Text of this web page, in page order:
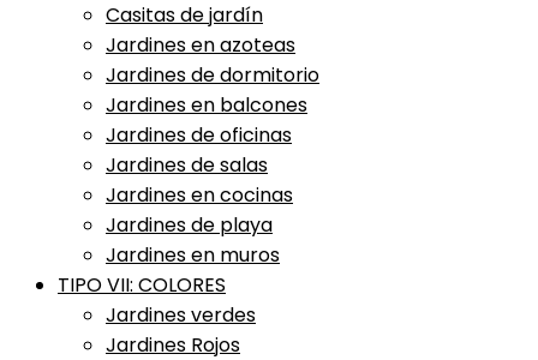
Casitas de jardín
Jardines en azoteas
Jardines de dormitorio
Jardines en balcones
Jardines de oficinas
Jardines de salas
Jardines en cocinas
Jardines de playa
Jardines en muros
TIPO VII: COLORES
Jardines verdes
Jardines Rojos